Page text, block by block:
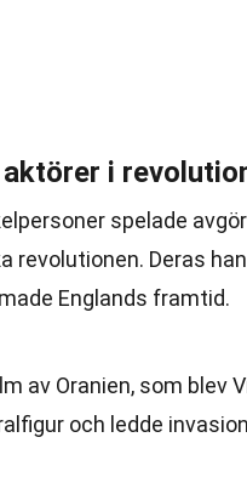
i
spelade
revolutionen. Deras
Englands framtid.
av Oranien, som blev
och ledde